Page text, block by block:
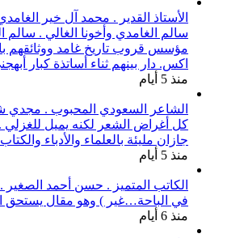
الأستاذ القدير . محمد آل خير
سالم الغامدي وأخونا الغالي . سالم
مؤسس قروب تاريخ غامد ووثائقهم
اكس. دار بينهم ثناء أساتذة كبار
منذ 5 أيام
الشاعر السعودي المحبوب . مجدي
كل أغراض الشعر لكنه يميل للغزلي
جازان مليئة بالعلماء والأدباء
منذ 5 أيام
الكاتب المتميز . حسن أحمد الصغير .
في الباحة…غير ) وهو مقال يستحق
منذ 6 أيام